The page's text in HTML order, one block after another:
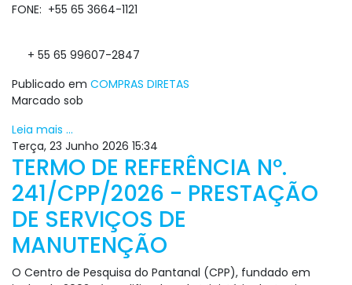
FONE: +55 65 3664-1121
+ 55 65 99607-2847
Publicado em COMPRAS DIRETAS
Marcado sob
Leia mais ...
Terça, 23 Junho 2026 15:34
TERMO DE REFERÊNCIA Nº.
241/CPP/2026 - PRESTAÇÃO
DE SERVIÇOS DE
MANUTENÇÃO
O Centro de Pesquisa do Pantanal (CPP), fundado em